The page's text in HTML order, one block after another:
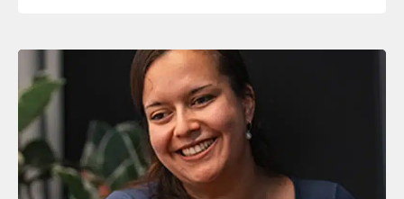
dodelijk […]